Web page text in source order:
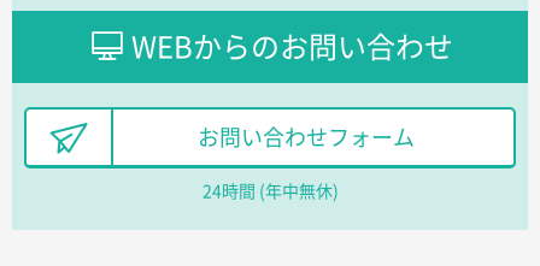
大阪府F社様
【オーダー商品】特別ご注文ページ041枚
ました早く、安く、丁寧につくられているので安心し
てお願いできます。
WEBからのお問い合わせ
お問い合わせフォーム
24時間 (年中無休)